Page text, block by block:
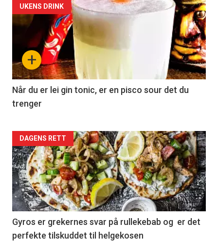
Vi tilbyr flere ukentlige nyhetsbrev. Du
kan fritt velge hvilke du ønsker å få
tilsendt.
Registrer deg
+
UKENS DRINK
Når du er lei gin tonic, er en pisco sour det du
trenger
Forsiden
akkurat
nå
-
2
DAGENS RETT
Gyros er grekernes svar på rullekebab og er det
perfekte tilskuddet til helgekosen